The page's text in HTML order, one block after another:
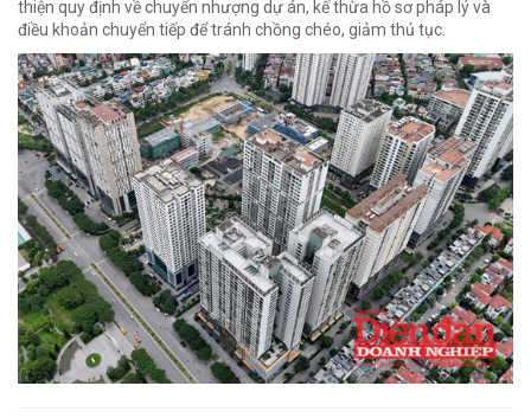
thiện quy định về chuyển nhượng dự án, kế thừa hồ sơ pháp lý và
điều khoản chuyển tiếp để tránh chồng chéo, giảm thủ tục.